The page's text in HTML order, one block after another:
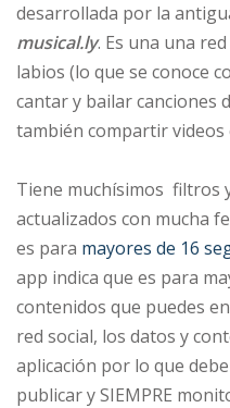
desarrollada por la
musical.ly. Es una una
labios (lo que se conoce
cantar y bailar canciones
también compartir
Tiene muchísimos filtros
actualizados con mucha
es para mayores de 16
app indica que es para
contenidos que puedes
red social, los datos y
aplicación por lo que
publicar y SIEMPRE